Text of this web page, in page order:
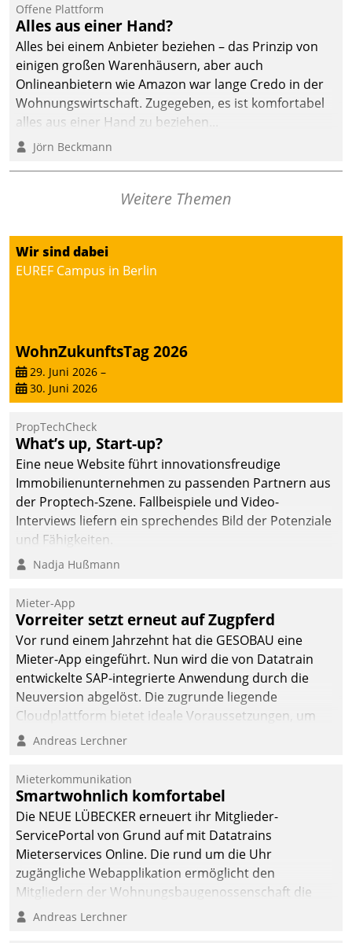
einsehen und ändern
oder
Schadensmeldungen
abgeben – rund um die
Uhr.
Offene Plattform
Alles aus einer Hand?
Alles bei einem Anbieter beziehen – das Prinzip von
einigen großen Warenhäusern, aber auch
Onlineanbietern wie Amazon war lange Credo in der
Wohnungswirtschaft. Zugegeben, es ist komfortabel
alles aus einer Hand zu beziehen...
Jörn Beckmann
Weitere Themen
Wir sind dabei
EUREF Campus in Berlin
WohnZukunftsTag 2026
29. Juni 2026 –
30. Juni 2026
PropTechCheck
What’s up, Start-up?
Eine neue Website führt innovationsfreudige
Immobilienunternehmen zu passenden Partnern aus
der Proptech-Szene. Fallbeispiele und Video-
Interviews liefern ein sprechendes Bild der Potenziale
und Fähigkeiten.
Nadja Hußmann
Mieter-App
Vorreiter setzt erneut auf Zugpferd
Vor rund einem Jahrzehnt hat die GESOBAU eine
Mieter-App eingeführt. Nun wird die von Datatrain
entwickelte SAP-integrierte Anwendung durch die
Neuversion abgelöst. Die zugrunde liegende
Cloudplattform bietet ideale Voraussetzungen, um
die Funktionalität der App zu erweitern und weitere
integrieren.
Andreas Lerchner
Mieterkommunikation
Smartwohnlich komfortabel
Die NEUE LÜBECKER erneuert ihr Mitglieder-
ServicePortal von Grund auf mit Datatrains
Mieterservices Online. Die rund um die Uhr
zugängliche Webapplikation ermöglicht den
Mitgliedern der Wohnungs­bau­genossenschaft die
Kontaktaufnahme per Smartphone, Tablet oder PC.
Andreas Lerchner